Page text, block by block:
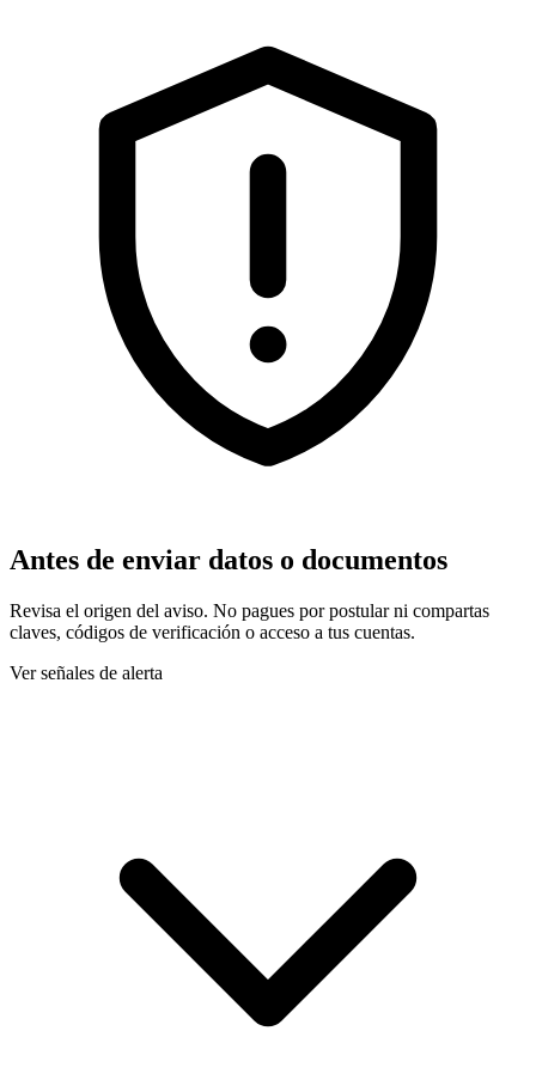
Antes de enviar datos o documentos
Revisa el origen del aviso. No pagues por postular ni compartas
claves, códigos de verificación o acceso a tus cuentas.
Ver señales de alerta